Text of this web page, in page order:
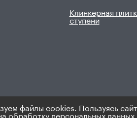
Клинкерная
ступени
Р.И.(ИНН 166010471459). Не
файлы cookies. Пользуясь
обработку персональных данных